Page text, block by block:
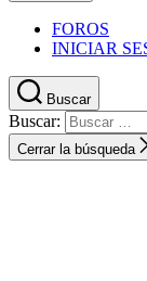
FOROS
INICIAR
Buscar
Buscar:
Cerrar la búsqueda